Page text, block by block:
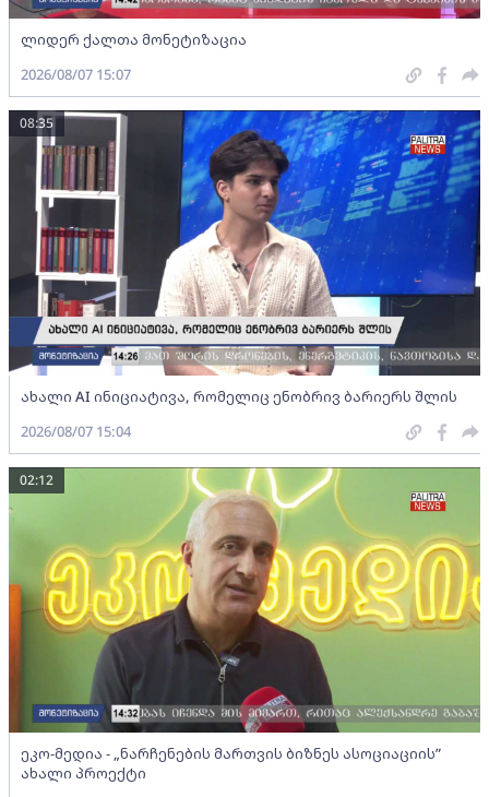
ლიდერ ქალთა მონეტიზაცია
2026/08/07 15:07
ახალი AI ინიციატივა, რომელიც ენობრივ ბარიერს შლის
08:35
2026/08/07 15:04
ეკო-მედია - „ნარჩენების მართვის ბიზნეს ასოციაციის”
ახალი პროექტი
02:12